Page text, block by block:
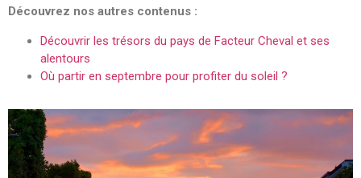
Découvrez nos autres contenus :
Découvrir les trésors du pays de Facteur Cheval et ses
alentours
Où partir en septembre pour profiter du soleil ?